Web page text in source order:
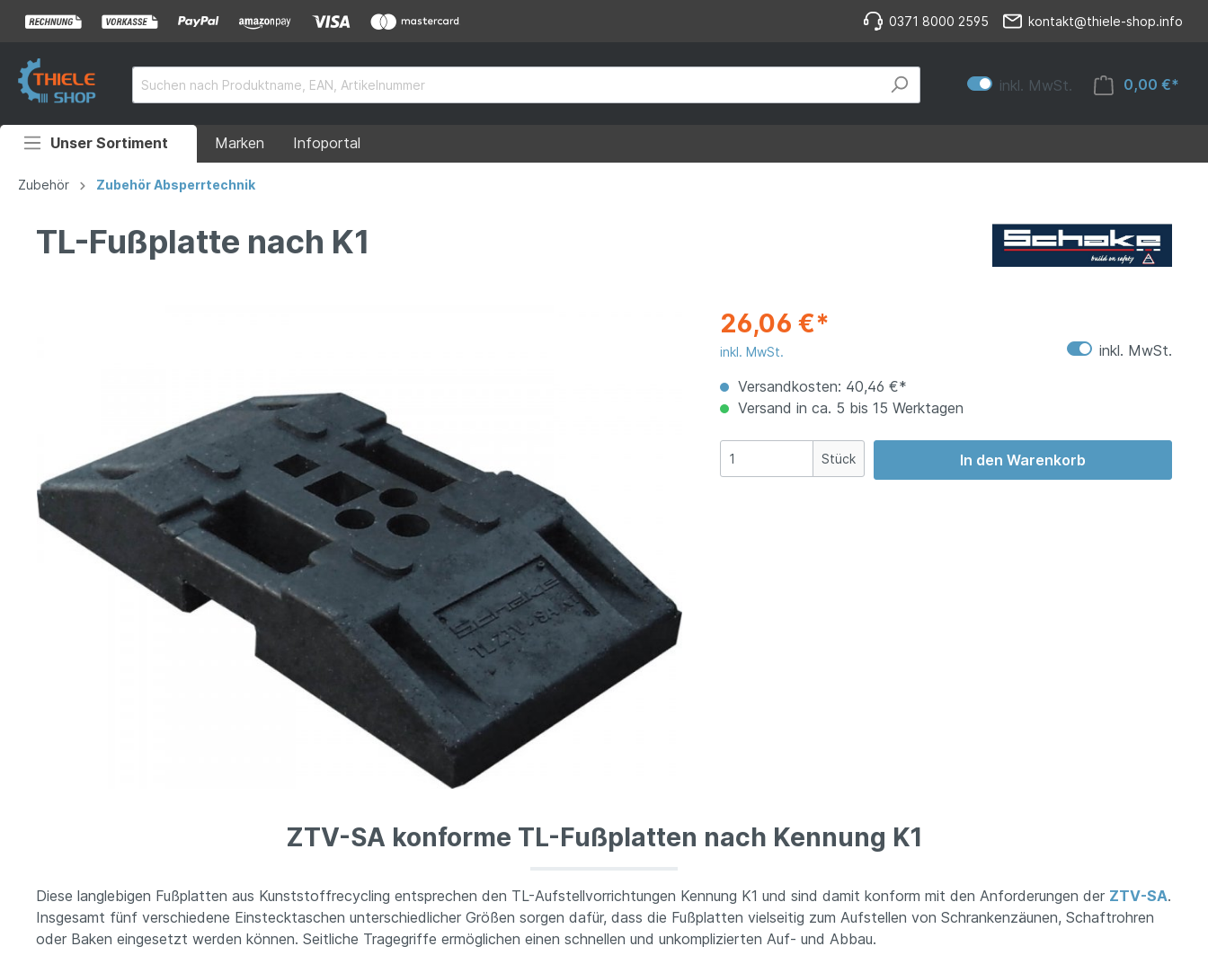
0371 8000 2595 kontakt@thiele-shop.info
inkl. MwSt. 0,00 €*
Unser Sortiment Marken Infoportal
Auffahrrampen
Rollstuhlrampen
Leitern
Lagertechnik
Hubgeräte
Lkw-Enteisung
Zubehör Zubehör Absperrtechnik
TL-Fußplatte nach K1
26,06 €*
inkl. MwSt.
inkl. MwSt.
Versandkosten: 40,46 €*
Versand in ca. 5 bis 15 Werktagen
Stück In den Warenkorb
ZTV-SA konforme TL-Fußplatten nach Kennung K1
Diese langlebigen Fußplatten aus Kunststoffrecycling entsprechen den TL-Aufstellvorrichtungen Kennung K1 und sind damit konform mit den Anforderungen der ZTV-SA.
Insgesamt fünf verschiedene Einstecktaschen unterschiedlicher Größen sorgen dafür, dass die Fußplatten vielseitig zum Aufstellen von Schrankenzäunen, Schaftrohren
oder Baken eingesetzt werden können. Seitliche Tragegriffe ermöglichen einen schnellen und unkomplizierten Auf- und Abbau.